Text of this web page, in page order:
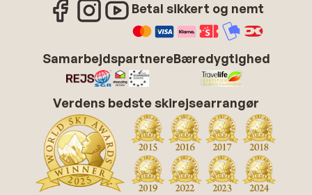
Betal sikkert og nemt
SamarbejdspartnereBæredygtighed
Verdens bedste skirejsearrangør